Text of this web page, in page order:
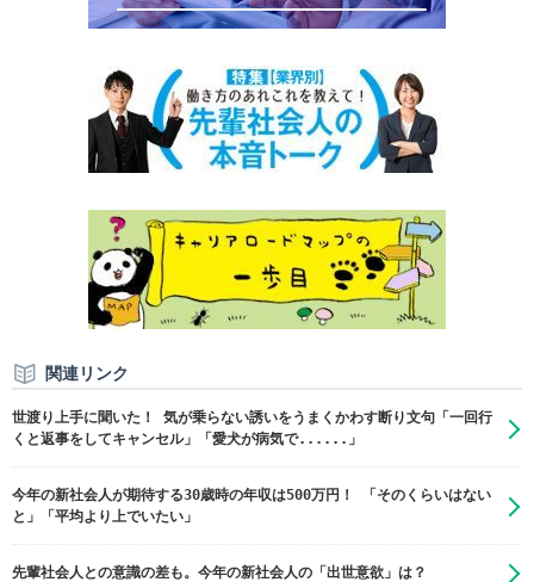
関連リンク
世渡り上手に聞いた！ 気が乗らない誘いをうまくかわす断り文句「一回行
くと返事をしてキャンセル」「愛犬が病気で......」
今年の新社会人が期待する30歳時の年収は500万円！ 「そのくらいはない
と」「平均より上でいたい」
先輩社会人との意識の差も。今年の新社会人の「出世意欲」は？